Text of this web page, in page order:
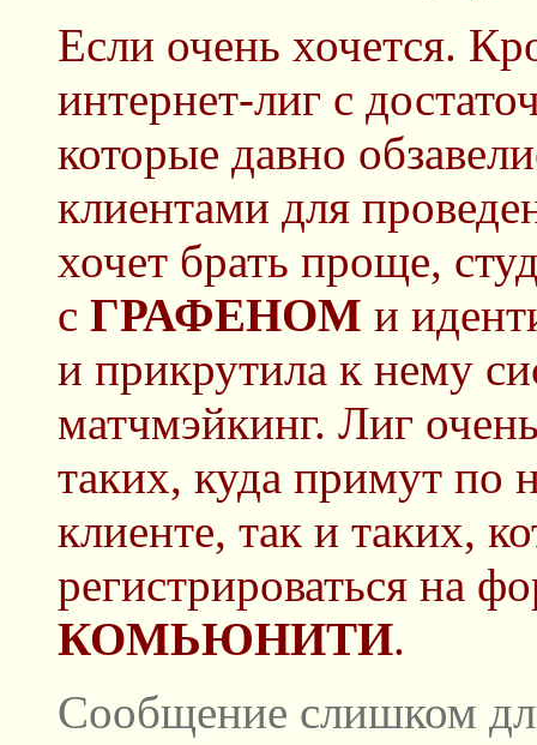
Если очень хочется.
интернет-лиг с
которые давно
клиентами для
хочет брать проще,
с ГРАФЕНОМ и
и прикрутила к нему
матчмэйкинг. Лиг
таких, куда примут по
клиенте, так и таких,
регистрироваться на
КОМЬЮНИТИ.
Сообщение слишком